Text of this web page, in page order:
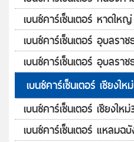
เบนซ์คาร์เซ็นเตอร์ หาดให
เบนซ์คาร์เซ็นเตอร์ อุบลรา
เบนซ์คาร์เซ็นเตอร์ อุบลรา
เบนซ์คาร์เซ็นเตอร์ เชียงใ
เบนซ์คาร์เซ็นเตอร์ เชียงใ
เบนซ์คาร์เซ็นเตอร์ แหลมฉ